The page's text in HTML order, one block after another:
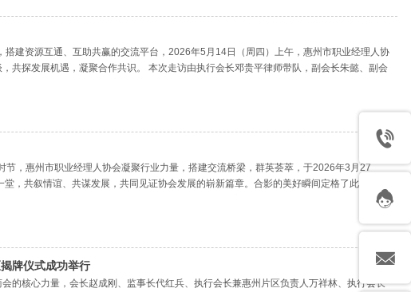
建资源互通、互助共赢的交流平台，2026年5月14日（周四）上午，惠州市职业经理人协
共探发展机遇，凝聚合作共识。 本次走访由执行会长邓贵平律师带队，副会长朱懿、副会
寿保险有限公司惠州中心支公司）共同参与，深入了解
，惠州市职业经理人协会凝聚行业力量，搭建交流桥梁，群英荟萃，于2026年3月27
，共叙情谊、共谋发展，共同见证协会发展的崭新篇章。合影的美好瞬间定格了此时的欢
朋友，致以最诚挚的感谢。在温馨愉悦的氛围中，嘉宾们
牌仪式成功举行
的核心力量，会长赵成刚、监事长代红兵、执行会长兼惠州片区负责人万祥林、执行会长